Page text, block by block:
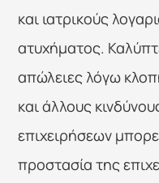
και ιατρικούς
ατυχήματος.
απώλειες λόγω
και άλλους
επιχειρήσεων
προστασία της